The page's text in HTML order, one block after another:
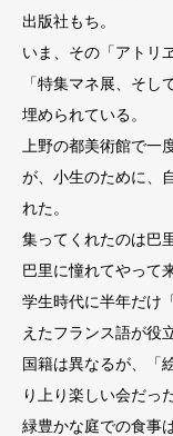
出版社もち。
いま、その「アトリ
「特集マネ展、そ
埋められている。
上野の都美術館で一
が、小生のために、
れた。
集ってくれたのは巴
巴里に憧れてやって
学生時代に半年だけ
えたフランス語が役
国籍は異なるが、「
り上り楽しい会だった
緑豊かな庭での食事